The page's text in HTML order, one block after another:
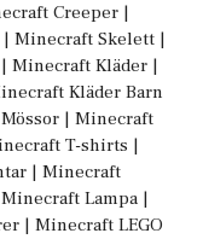
Creeper|
| Minecraft Skelett |
| Minecraft Kläder|
Kläder Barn
| Minecraft
T-shirts |
| Minecraft
Minecraft Lampa|
| Minecraft LEGO